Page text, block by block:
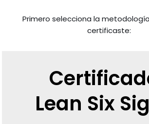
Primero selecciona la
certificaste:
Lean Six